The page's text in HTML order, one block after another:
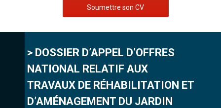
Soumettre son CV
> DOSSIER D’APPEL D’OFFRES
NATIONAL RELATIF AUX
TRAVAUX DE RÉHABILITATION ET
D’AMÉNAGEMENT DU JARDIN